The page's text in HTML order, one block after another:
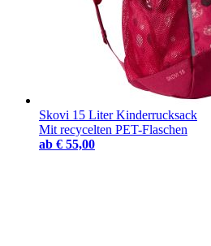
Skovi 15 Liter Kinderrucksack
Mit recycelten PET-Flaschen
ab € 55,00